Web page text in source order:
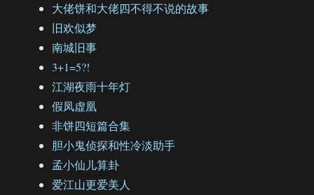
大佬饼和大佬四不得不说的故事
旧欢似梦
南城旧事
3+1=5?!
江湖夜雨十年灯
假凤虚凰
非饼四短篇合集
胆小鬼侦探和性冷淡助手
孟小仙儿算卦
爱江山更爱美人